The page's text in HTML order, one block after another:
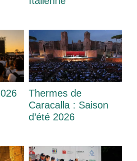
Thermes de
Caracalla : Saison
d’été 2026